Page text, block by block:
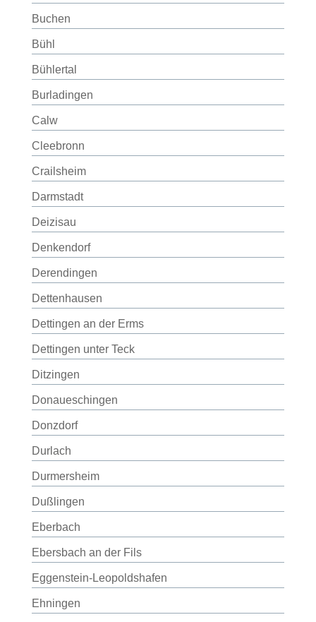
Buchen
Bühl
Bühlertal
Burladingen
Calw
Cleebronn
Crailsheim
Darmstadt
Deizisau
Denkendorf
Derendingen
Dettenhausen
Dettingen an der Erms
Dettingen unter Teck
Ditzingen
Donaueschingen
Donzdorf
Durlach
Durmersheim
Dußlingen
Eberbach
Ebersbach an der Fils
Eggenstein-Leopoldshafen
Ehningen